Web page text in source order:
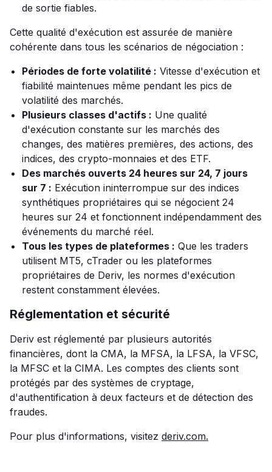
de sortie fiables.
Cette qualité d'exécution est assurée de manière
cohérente dans tous les scénarios de négociation :
Périodes de forte volatilité : Vitesse d'exécution et
fiabilité maintenues même pendant les pics de
volatilité des marchés.
Plusieurs classes d'actifs : Une qualité
d'exécution constante sur les marchés des
changes, des matières premières, des actions, des
indices, des crypto-monnaies et des ETF.
Des marchés ouverts 24 heures sur 24, 7 jours
sur 7 : Exécution ininterrompue sur des indices
synthétiques propriétaires qui se négocient 24
heures sur 24 et fonctionnent indépendamment des
événements du marché réel.
Tous les types de plateformes : Que les traders
utilisent MT5, cTrader ou les plateformes
propriétaires de Deriv, les normes d'exécution
restent constamment élevées.
Réglementation et sécurité
Deriv est réglementé par plusieurs autorités
financières, dont la CMA, la MFSA, la LFSA, la VFSC,
la MFSC et la CIMA. Les comptes des clients sont
protégés par des systèmes de cryptage,
d'authentification à deux facteurs et de détection des
fraudes.
Pour plus d'informations, visitez deriv.com.